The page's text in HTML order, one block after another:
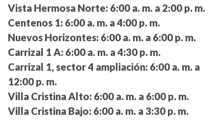
Vista Hermosa Norte: 6:00 a. m. a 2:00 p. m.
Centenos 1: 6:00 a. m. a 4:00 p. m.
Nuevos Horizontes: 6:00 a. m. a 6:00 p. m.
Carrizal 1 A: 6:00 a. m. a 4:30 p. m.
Carrizal 1, sector 4 ampliación: 6:00 a. m. a
12:00 p. m.
Villa Cristina Alto: 6:00 a. m. a 6:00 p. m.
Villa Cristina Bajo: 6:00 a. m. a 3:30 p. m.